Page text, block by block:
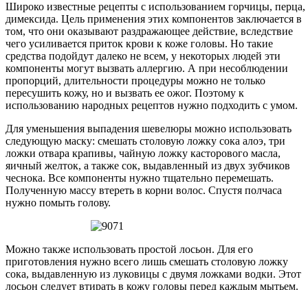
Широко известные рецепты с использованием горчицы, перца,
димексида. Цель применения этих компонентов заключается в
том, что они оказывают раздражающее действие, вследствие
чего усиливается приток крови к коже головы. Но такие
средства подойдут далеко не всем, у некоторых людей эти
компоненты могут вызвать аллергию. А при несоблюдении
пропорций, длительности процедуры можно не только
пересушить кожу, но и вызвать ее ожог. Поэтому к
использованию народных рецептов нужно подходить с умом.
Для уменьшения выпадения шевелюры можно использовать
следующую маску: смешать столовую ложку сока алоэ, три
ложки отвара крапивы, чайную ложку касторового масла,
яичный желток, а также сок, выдавленный из двух зубчиков
чеснока. Все компоненты нужно тщательно перемешать.
Полученную массу втереть в корни волос. Спустя полчаса
нужно помыть голову.
Можно также использовать простой лосьон. Для его
приготовления нужно всего лишь смешать столовую ложку
сока, выдавленную из луковицы с двумя ложками водки. Этот
лосьон следует втирать в кожу головы перед каждым мытьем.